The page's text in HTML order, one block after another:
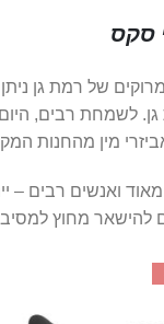
סקס
של רמת גן
לשמחת רבים, היום
מאוד ואנשים רבים
להישאר מחוץ